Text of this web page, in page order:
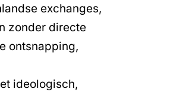
exchanges,
zonder directe
ontsnapping,
ideologisch,